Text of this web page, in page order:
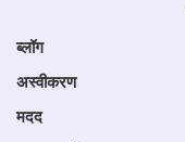
ब्लॉग
अस्वीकरण
मदद